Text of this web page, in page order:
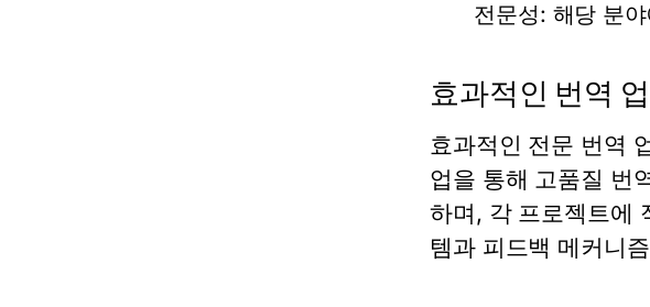
전문성: 해당 분
효과적인 번역
효과적인 전문 번역
업을 통해 고품질 번
하며, 각 프로젝트에
템과 피드백 메커니